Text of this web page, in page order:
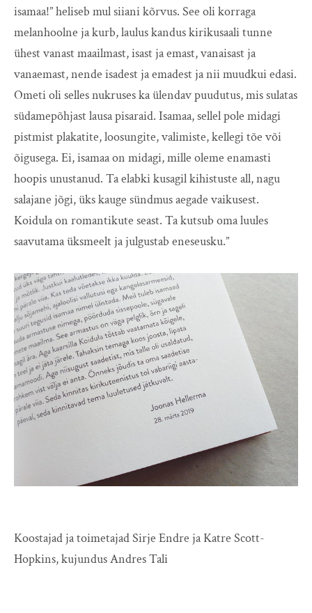
isamaa!” heliseb mul siiani kõrvus. See oli korraga
melanhoolne ja kurb, laulus kandus kirikusaali tunne
ühest vanast maailmast, isast ja emast, vanaisast ja
vanaemast, nende isadest ja emadest ja nii muudkui edasi.
Ometi oli selles nukruses ka ülendav puudutus, mis sulatas
südamepõhjast lausa pisaraid. Isamaa, sellel pole midagi
pistmist plakatite, loosungite, valimiste, kellegi tõe või
õigusega. Ei, isamaa on midagi, mille oleme enamasti
hoopis unustanud. Ta elabki kusagil kihistuste all, nagu
salajane jõgi, üks kauge sündmus aegade vaikusest.
Koidula on romantikute seast. Ta kutsub oma luules
saavutama üksmeelt ja julgustab eneseusku.”
Koostajad ja toimetajad Sirje Endre ja Katre Scott-
Hopkins, kujundus Andres Tali